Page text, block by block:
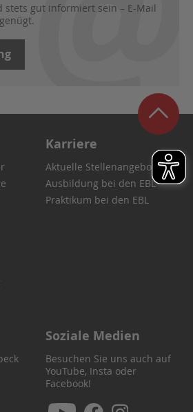
stets gut informiert sein – E-Mail
Karriere
Aktuelle Stellenangebote
Ausbildung bei den EBL
Praktikum bei den EBL
Soziale Medien
Besuchen Sie uns auch auf
YouTube, Insta oder
Facebook!